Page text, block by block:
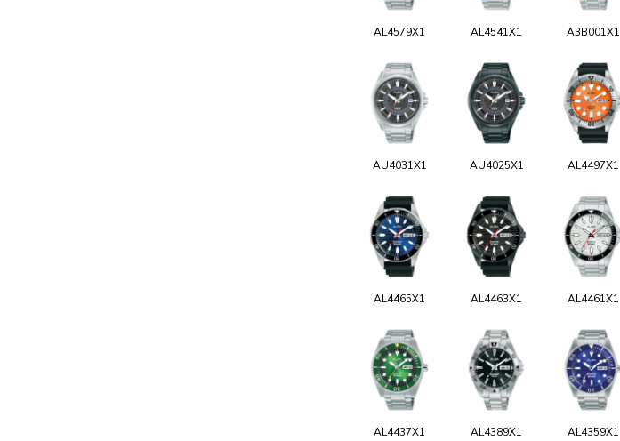
AL4579X1 AL4541X1 A3B001X1
AU4031X1 AU4025X1 AL4497X1
AL4465X1 AL4463X1 AL4461X1
AL4437X1 AL4389X1 AL4359X1